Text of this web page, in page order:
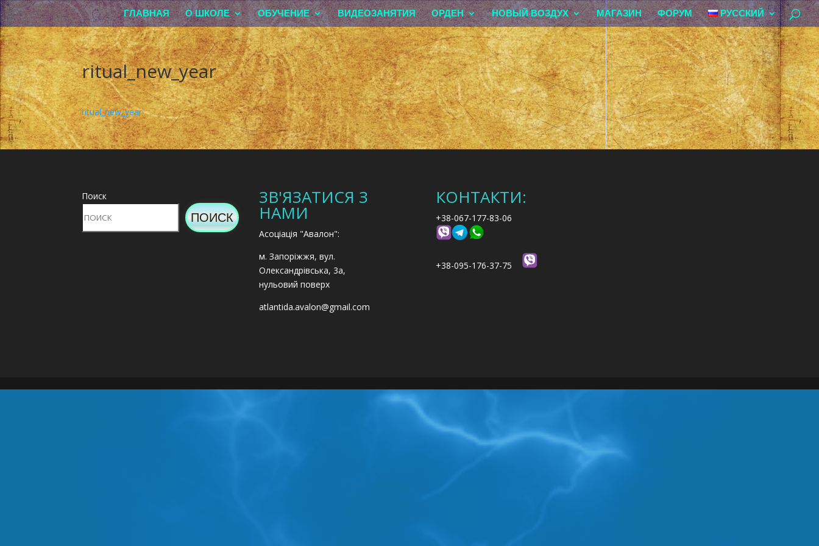
ГЛАВНАЯ О ШКОЛЕ ОБУЧЕНИЕ ВИДЕОЗАНЯТИЯ ОРДЕН НОВЫЙ ВОЗДУХ МАГАЗИН ФОРУМ РУССКИЙ
ritual_new_year
ritual_new_year
Поиск
ПОИСК
ЗВ'ЯЗАТИСЯ З
НАМИ
Асоціація "Авалон":
м. Запоріжжя, вул.
Олександрівська, 3а,
нульовий поверх
atlantida.avalon@gmail.com
КОНТАКТИ:
+38-067-177-83-06
+38-095-176-37-75